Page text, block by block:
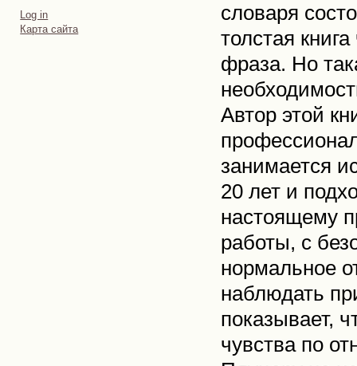
Personal
tools
Log in
Карта сайта
словаря
толстая
фраза. Но
Автор этой
занимается
20 лет и
настоящему
работы, с
нормальное
наблюдать
показывает,
чувства по